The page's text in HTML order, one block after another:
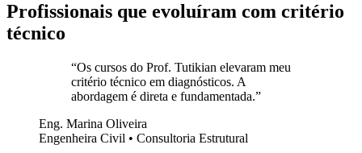
Profissionais que evoluíram com critério
técnico
“Os cursos do Prof. Tutikian elevaram meu
critério técnico em diagnósticos. A
abordagem é direta e fundamentada.”
Eng. Marina Oliveira
Engenheira Civil • Consultoria Estrutural